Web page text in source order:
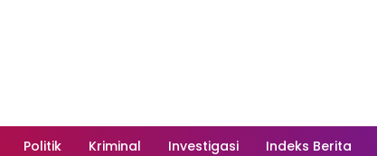
Politik Kriminal Investigasi Indeks Berita